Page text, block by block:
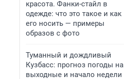
красота. Фанки-стайл в
одежде: что это такое и как
его носить — примеры
образов с фото
Туманный и дождливый
Кузбасс: прогноз погоды на
выходные и начало недели